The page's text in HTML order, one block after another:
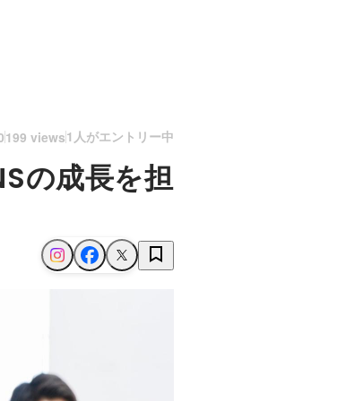
199 views1人がエントリー中
の成長を担